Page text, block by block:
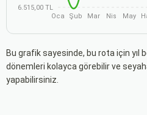
6.515,00 TL
Oca
Şub Mar Nis May
Bu grafik sayesinde, bu rota için yıl
dönemleri kolayca görebilir ve
yapabilirsiniz.